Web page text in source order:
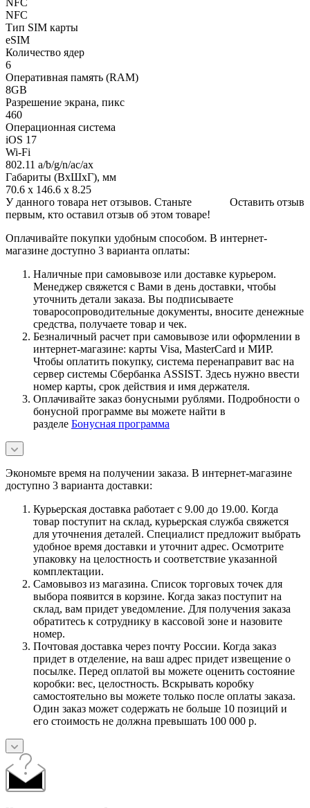
NFC
Тип SIM карты
eSIM
Количество ядер
6
Оперативная память (RAM)
8GB
Разрешение экрана, пикс
460
Операционная система
iOS 17
Wi-Fi
802.11 a/b/g/n/ac/ax
Габариты (ВхШхГ), мм
70.6 x 146.6 x 8.25
Оставить отзыв
У данного товара нет отзывов. Станьте
первым, кто оставил отзыв об этом товаре!
Оплачивайте покупки удобным способом. В интернет-
магазине доступно 3 варианта оплаты:
Наличные при самовывозе или доставке курьером.
Менеджер свяжется с Вами в день доставки, чтобы
уточнить детали заказа. Вы подписываете
товаросопроводительные документы, вносите денежные
средства, получаете товар и чек.
Безналичный расчет при самовывозе или оформлении в
интернет-магазине: карты Visa, MasterCard и МИР.
Чтобы оплатить покупку, система перенаправит вас на
сервер системы Сбербанка ASSIST. Здесь нужно ввести
номер карты, срок действия и имя держателя.
Оплачивайте заказ бонусными рублями. Подробности о
бонусной программе вы можете найти в
разделе Бонусная программа
Экономьте время на получении заказа. В интернет-магазине
доступно 3 варианта доставки:
Курьерская доставка работает с 9.00 до 19.00. Когда
товар поступит на склад, курьерская служба свяжется
для уточнения деталей. Специалист предложит выбрать
удобное время доставки и уточнит адрес. Осмотрите
упаковку на целостность и соответствие указанной
комплектации.
Самовывоз из магазина. Список торговых точек для
выбора появится в корзине. Когда заказ поступит на
склад, вам придет уведомление. Для получения заказа
обратитесь к сотруднику в кассовой зоне и назовите
номер.
Почтовая доставка через почту России. Когда заказ
придет в отделение, на ваш адрес придет извещение о
посылке. Перед оплатой вы можете оценить состояние
коробки: вес, целостность. Вскрывать коробку
самостоятельно вы можете только после оплаты заказа.
Один заказ может содержать не больше 10 позиций и
его стоимость не должна превышать 100 000 р.